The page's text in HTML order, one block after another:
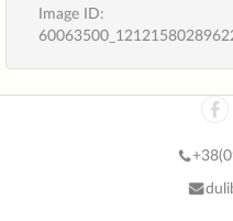
Image ID:
+38(